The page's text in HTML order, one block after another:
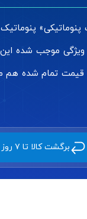
موجب شده
قیمت تمام شده هم
برگشت کالا تا ۷ روز